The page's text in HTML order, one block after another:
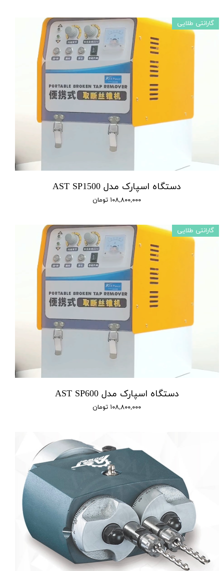
دستگاه اسپارک مدل AST SP1500
۱۰۸,۸۰۰,۰۰۰ تومان
گارانتی طلایی
دستگاه اسپارک مدل AST SP600
۱۰۸,۸۰۰,۰۰۰ تومان
گارانتی طلایی